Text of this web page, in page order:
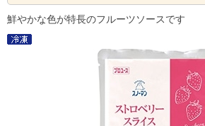
鮮やかな色が特長のフルーツソースです